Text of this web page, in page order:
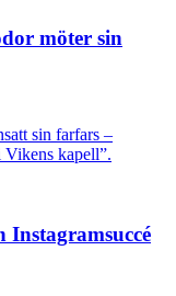
möter sin
sin farfars –
kapell”.
Instagramsuccé